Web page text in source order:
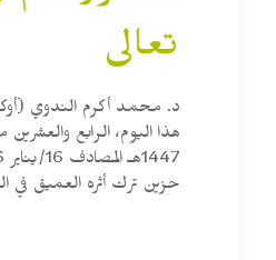
تعالى
د. محمد أكرم الندوي
هذا اليوم، الرابع
حزين ترك أثره العميق في